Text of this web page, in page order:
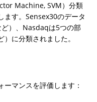
Machine, SVM）分類
ます。Sensex30のデータ
）、Nasdaqは5つの部
に分類されました。
マンスを評価します：